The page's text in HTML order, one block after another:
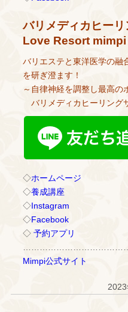
バリメディカヒーリ
Love Resort mimpi
バリエステと東洋医学の融
を研ぎ澄ます！
～自律神経を調整し最高の
バリメディカヒーリング
◇ホームページ
◇養成講座
◇Instagram
◇Facebook
◇ 予約アプリ
Mimpi公式サイト